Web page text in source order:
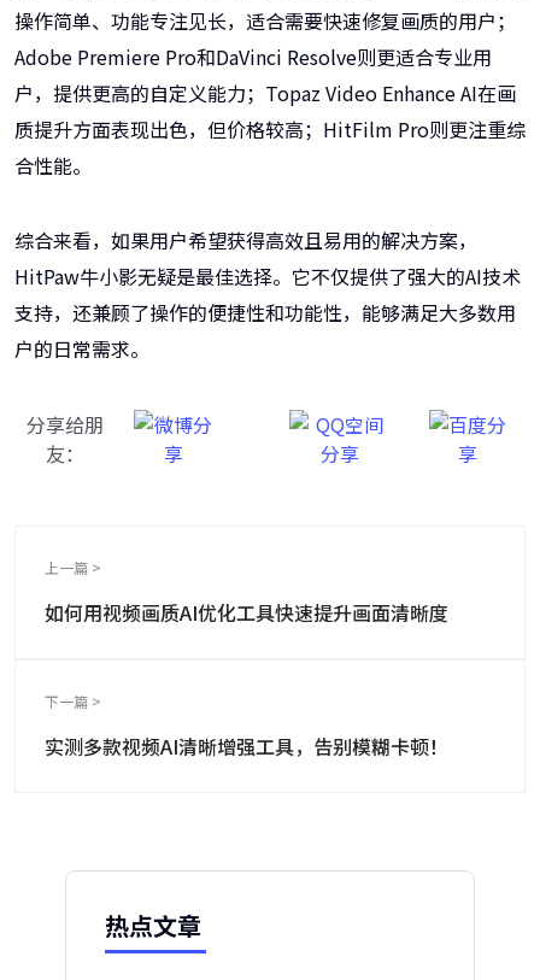
操作简单、功能专注见长，适合需要快速修复画质的用户；
Adobe Premiere Pro和DaVinci Resolve则更适合专业用
户，提供更高的自定义能力；Topaz Video Enhance AI在画
质提升方面表现出色，但价格较高；HitFilm Pro则更注重综
合性能。
综合来看，如果用户希望获得高效且易用的解决方案，
HitPaw牛小影无疑是最佳选择。它不仅提供了强大的AI技术
支持，还兼顾了操作的便捷性和功能性，能够满足大多数用
户的日常需求。
分享给朋
友：
上一篇 >
如何用视频画质AI优化工具快速提升画面清晰度
下一篇 >
实测多款视频AI清晰增强工具，告别模糊卡顿！
热点文章